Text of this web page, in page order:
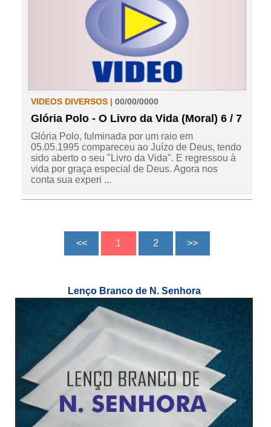
VIDEOS DIVERSOS | 00/00/0000
Glória Polo - O Livro da Vida (Moral) 6 / 7
Glória Polo, fulminada por um raio em
05.05.1995 compareceu ao Juízo de Deus, tendo
sido aberto o seu "Livro da Vida". E regressou à
vida por graça especial de Deus. Agora nos
conta sua experi ...
Lenço Branco de N. Senhora